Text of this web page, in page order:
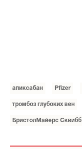
апиксабан Pfizer
тромбоз глубоких вен
БристолМайерс Сквибб